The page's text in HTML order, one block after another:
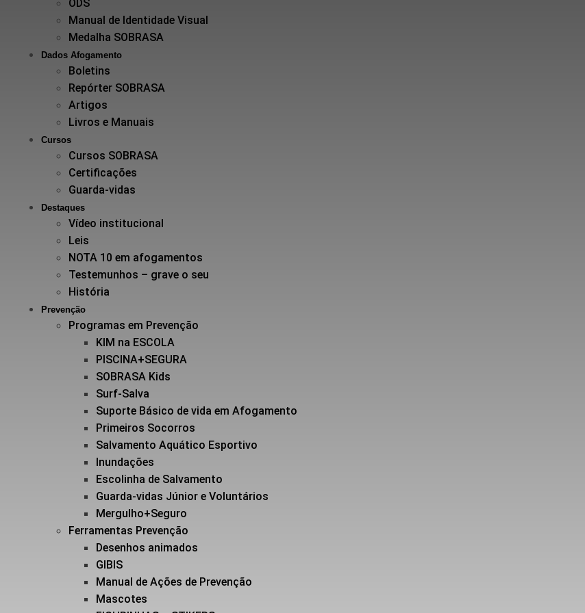
ODS
Manual de Identidade Visual
Medalha SOBRASA
Dados Afogamento
Boletins
Repórter SOBRASA
Artigos
Livros e Manuais
Cursos
Cursos SOBRASA
Certificações
Guarda-vidas
Destaques
Vídeo institucional
Leis
NOTA 10 em afogamentos
Testemunhos – grave o seu
História
Prevenção
Programas em Prevenção
KIM na ESCOLA
PISCINA+SEGURA
SOBRASA Kids
Surf-Salva
Suporte Básico de vida em Afogamento
Primeiros Socorros
Salvamento Aquático Esportivo
Inundações
Escolinha de Salvamento
Guarda-vidas Júnior e Voluntários
Mergulho+Seguro
Ferramentas Prevenção
Desenhos animados
GIBIS
Manual de Ações de Prevenção
Mascotes